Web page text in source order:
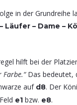
in der Grundreihe
Läufer – Dame –
hilft bei der
Das bedeutet,
auf d8. Der
e1 bzw. e8.